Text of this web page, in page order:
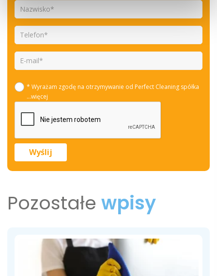
* Wyrażam zgodę na otrzymywanie od Perfect Cleaning spółka
...więcej
Pozostałe wpisy